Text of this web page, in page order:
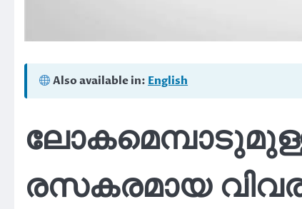
Also available in: English
രസകരമായ